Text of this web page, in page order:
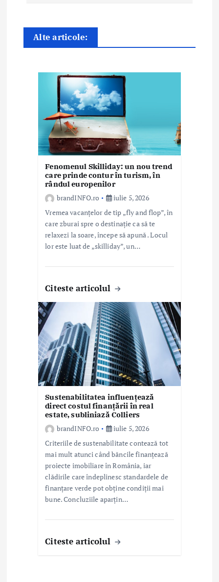
n
Alte articole:
Fenomenul Skilliday: un nou trend
care prinde contur în turism, în
rândul europenilor
brandINFO.ro
iulie 5, 2026
Vremea vacanțelor de tip „fly and flop”, în
care zburai spre o destinație ca să te
relaxezi la soare, începe să apună . Locul
lor este luat de „skilliday”, un…
Citeste articolul
Sustenabilitatea influențează
direct costul finanțării în real
estate, subliniază Colliers
brandINFO.ro
iulie 5, 2026
Criteriile de sustenabilitate contează tot
mai mult atunci când băncile finanțează
proiecte imobiliare în România, iar
clădirile care îndeplinesc standardele de
finanțare verde pot obține condiții mai
bune. Concluziile aparțin…
Citeste articolul